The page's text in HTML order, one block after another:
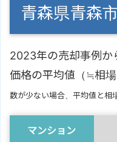
青森県青森
2023年の売却事例か
価格の平均値（≒相
数が少ない場合、平均値と相
マンション